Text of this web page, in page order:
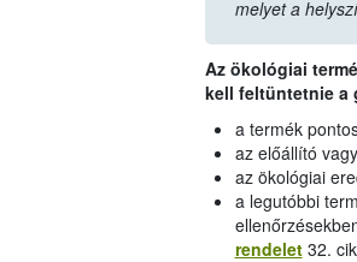
melyet a
Az ökológiai
kell feltüntetnie a
a termék
az előállító
az ökológiai
a legutóbbi
rendelet32.